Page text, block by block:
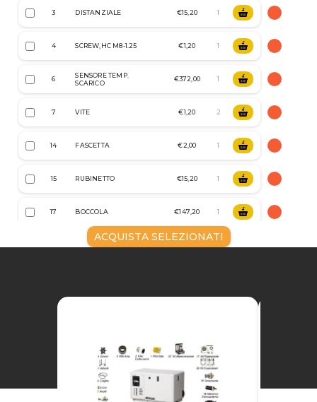
3 DISTANZIALE €15,20
4 SCREW,HC M8-1.25 €1,20
6
SENSORE TEMP.
SCARICO
€372,00
7 VITE €1,20
14 FASCETTA €2,00
15 RUBINETTO €15,20
17 BOCCOLA €147,20
SENSORE
TEMPERATURE
ACQUISTA SELEZIONATI